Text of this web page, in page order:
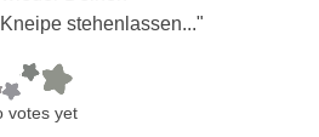
stehenlassen..."
votes yet